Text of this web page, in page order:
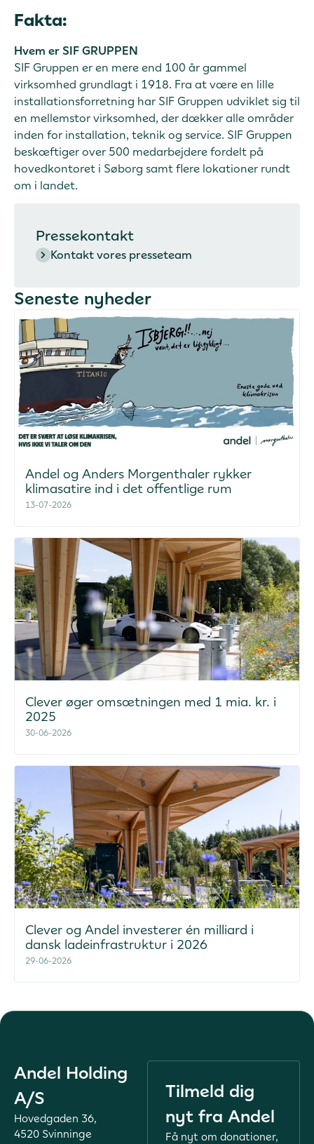
Fakta:
Hvem er SIF GRUPPEN
SIF Gruppen er en mere end 100 år gammel
virksomhed grundlagt i 1918. Fra at være en lille
installationsforretning har SIF Gruppen udviklet sig til
en mellemstor virksomhed, der dækker alle områder
inden for installation, teknik og service. SIF Gruppen
beskæftiger over 500 medarbejdere fordelt på
hovedkontoret i Søborg samt flere lokationer rundt
om i landet.
Pressekontakt
Kontakt vores presseteam
Seneste nyheder
Andel og Anders Morgenthaler rykker
klimasatire ind i det offentlige rum
13-07-2026
Clever øger omsætningen med 1 mia. kr. i
2025
30-06-2026
Clever og Andel investerer én milliard i
dansk ladeinfrastruktur i 2026
29-06-2026
Andel Holding
A/S
Hovedgaden 36,
4520 Svinninge
Tilmeld dig
nyt fra Andel
Få nyt om donationer,